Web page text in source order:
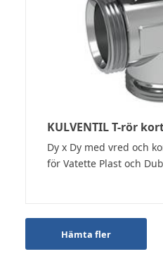
KULVENTIL T-rör
Dy x Dy med vred och
för Vatette Plast och
Hämta fler